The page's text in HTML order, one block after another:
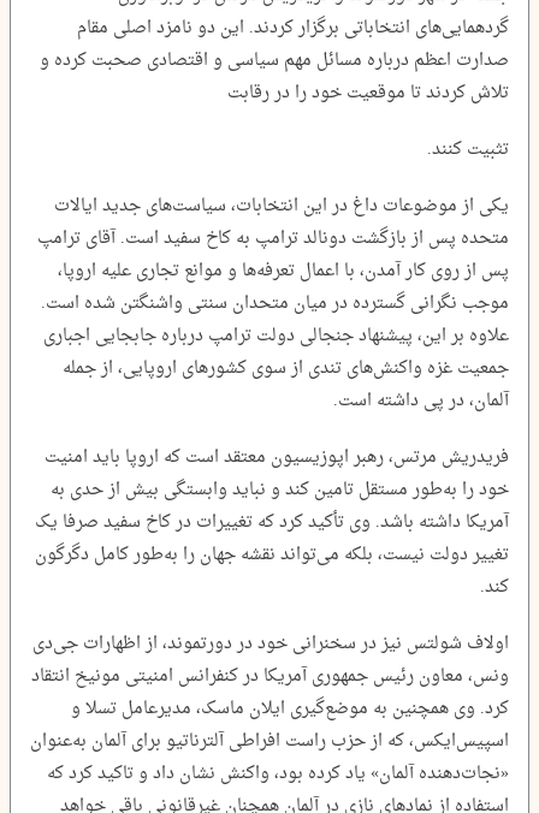
گردهمایی‌های انتخاباتی برگزار کردند. این دو نامزد اصلی مقام
صدارت اعظم درباره مسائل مهم سیاسی و اقتصادی صحبت کرده و
تلاش کردند تا موقعیت خود را در رقابت
تثبیت کنند.
یکی از موضوعات داغ در این انتخابات، سیاست‌های جدید ایالات
متحده پس از بازگشت دونالد ترامپ به کاخ سفید است. آقای ترامپ
پس از روی کار آمدن، با اعمال تعرفه‌ها و موانع تجاری علیه اروپا،
موجب نگرانی گسترده در میان متحدان سنتی واشنگتن شده است.
علاوه بر این، پیشنهاد جنجالی دولت ترامپ درباره جابجایی اجباری
جمعیت غزه واکنش‌های تندی از سوی کشورهای اروپایی، از جمله
آلمان، در پی داشته است.
فریدریش مرتس، رهبر اپوزیسیون معتقد است که اروپا باید امنیت
خود را به‌طور مستقل تامین کند و نباید وابستگی بیش از حدی به
آمریکا داشته باشد. وی تأکید کرد که تغییرات در کاخ سفید صرفا یک
تغییر دولت نیست، بلکه می‌تواند نقشه جهان را به‌طور کامل دگرگون
کند.
اولاف شولتس نیز در سخنرانی خود در دورتموند، از اظهارات جی‌دی
ونس، معاون رئیس‌ جمهوری آمریکا در کنفرانس امنیتی مونیخ انتقاد
کرد. وی همچنین به موضع‌گیری ایلان ماسک، مدیرعامل تسلا و
اسپیس‌ایکس، که از حزب راست افراطی آلترناتیو برای آلمان به‌عنوان
«نجات‌دهنده آلمان» یاد کرده بود، واکنش نشان داد و تاکید کرد که